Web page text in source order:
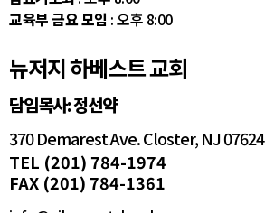
교육부 금요 모임 : 오후 8:00
뉴저지 하베스트 교회
담임목사: 정선약
370 Demarest Ave. Closter, NJ 07624
TEL (201) 784-1974
FAX (201) 784-1361